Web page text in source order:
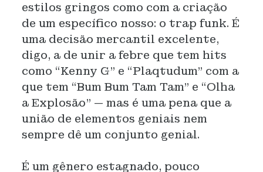
estilos gringos como com a criação
de um específico nosso: o trap funk. É
uma decisão mercantil excelente,
digo, a de unir a febre que tem hits
como “Kenny G” e “Plaqtudum” com a
que tem “Bum Bum Tam Tam” e “Olha
a Explosão” — mas é uma pena que a
união de elementos geniais nem
sempre dê um conjunto genial.
É um gênero estagnado, pouco